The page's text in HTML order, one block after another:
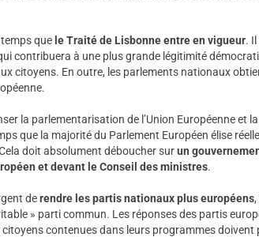
que le Traité de Lisbonne entre en vigueur.
contribuera à une plus grande légitimité
citoyens. En outre, les parlements nationaux
la parlementarisation de l’Union Européenne et
que la majorité du Parlement Européen élise
doit absolument déboucher surun
et devant le Conseil des ministres.
derendre les partis nationaux plus européens,
» parti commun. Les réponses des partis
contenues dans leurs programmes